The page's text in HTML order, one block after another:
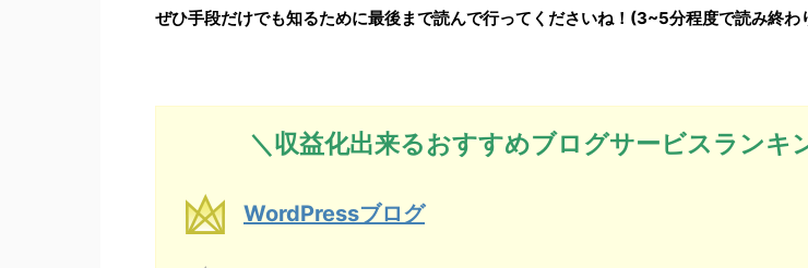
ぜひ手段だけでも知るために最後まで読んで行ってくださいね！(3~5分程度で読み終わ
＼収益化出来るおすすめブログサービスランキ
WordPressブログ